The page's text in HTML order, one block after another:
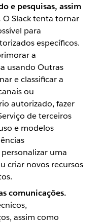
e pesquisas, assim
O Slack tenta tornar
para
específicos.
a
usando Outras
e classificar a
ou
autorizado, fazer
de terceiros
e modelos
uma
criar novos recursos
comunicações.
assim como